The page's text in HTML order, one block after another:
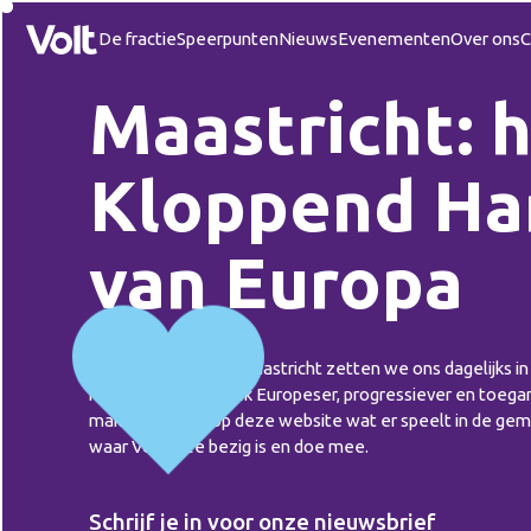
De fractieSpeerpuntenNieuwsEvenementenOver ons
Maastricht:
Kloppend
van Europa
Als fractie van Volt Maastricht zetten we ons dagelijks
Maastrichtse politiek Europeser, progressiever en
maken. Ontdek op deze website wat er speelt in de
waar Volt mee bezig is en doe mee.
Schrijf je in voor onze nieuwsbrief